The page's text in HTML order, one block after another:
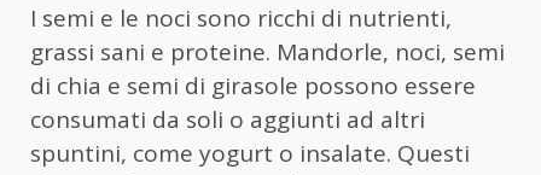
I semi e le noci sono ricchi di nutrienti,
grassi sani e proteine. Mandorle, noci, semi
di chia e semi di girasole possono essere
consumati da soli o aggiunti ad altri
spuntini, come yogurt o insalate. Questi